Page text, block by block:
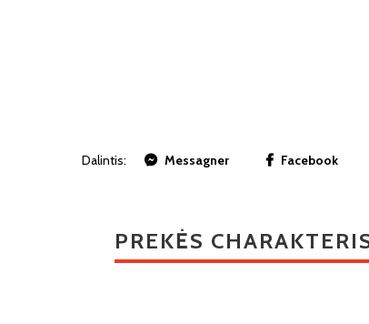
Dalintis: Messagner Facebook
PREKĖS